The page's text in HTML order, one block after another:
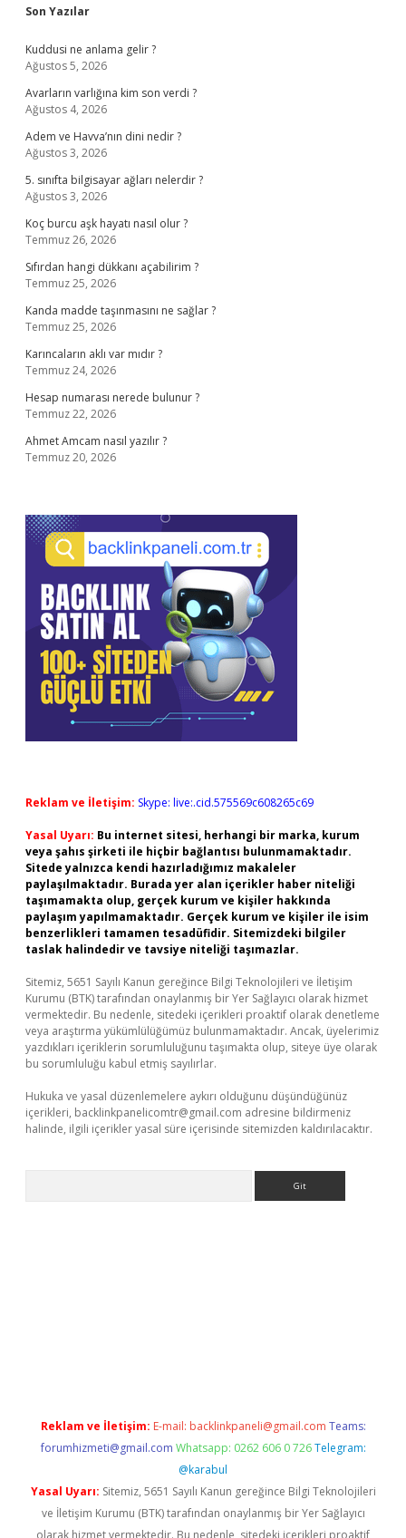
Sidebar
Son Yazılar
Kuddusi ne anlama gelir ?
Ağustos 5, 2026
Avarların varlığına kim son verdi ?
Ağustos 4, 2026
Adem ve Havva’nın dini nedir ?
Ağustos 3, 2026
5. sınıfta bilgisayar ağları nelerdir ?
Ağustos 3, 2026
Koç burcu aşk hayatı nasıl olur ?
Temmuz 26, 2026
Sıfırdan hangi dükkanı açabilirim ?
Temmuz 25, 2026
Kanda madde taşınmasını ne sağlar ?
Temmuz 25, 2026
Karıncaların aklı var mıdır ?
Temmuz 24, 2026
Hesap numarası nerede bulunur ?
Temmuz 22, 2026
Ahmet Amcam nasıl yazılır ?
Temmuz 20, 2026
Reklam ve İletişim: Skype: live:.cid.575569c608265c69
Yasal Uyarı: Bu internet sitesi, herhangi bir marka, kurum
veya şahıs şirketi ile hiçbir bağlantısı bulunmamaktadır.
Sitede yalnızca kendi hazırladığımız makaleler
paylaşılmaktadır. Burada yer alan içerikler haber niteliği
taşımamakta olup, gerçek kurum ve kişiler hakkında
paylaşım yapılmamaktadır. Gerçek kurum ve kişiler ile isim
benzerlikleri tamamen tesadüfidir. Sitemizdeki bilgiler
taslak halindedir ve tavsiye niteliği taşımazlar.
Sitemiz, 5651 Sayılı Kanun gereğince Bilgi Teknolojileri ve İletişim
Kurumu (BTK) tarafından onaylanmış bir Yer Sağlayıcı olarak hizmet
vermektedir. Bu nedenle, sitedeki içerikleri proaktif olarak denetleme
veya araştırma yükümlülüğümüz bulunmamaktadır. Ancak, üyelerimiz
yazdıkları içeriklerin sorumluluğunu taşımakta olup, siteye üye olarak
bu sorumluluğu kabul etmiş sayılırlar.
Hukuka ve yasal düzenlemelere aykırı olduğunu düşündüğünüz
içerikleri, backlinkpanelicomtr@gmail.com adresine bildirmeniz
halinde, ilgili içerikler yasal süre içerisinde sitemizden kaldırılacaktır.
Reklam ve İletişim: E-mail: backlinkpaneli@gmail.com Teams:
forumhizmeti@gmail.com Whatsapp: 0262 606 0 726 Telegram:
@karabul
Yasal Uyarı: Sitemiz, 5651 Sayılı Kanun gereğince Bilgi Teknolojileri
ve İletişim Kurumu (BTK) tarafından onaylanmış bir Yer Sağlayıcı
olarak hizmet vermektedir. Bu nedenle, sitedeki içerikleri proaktif